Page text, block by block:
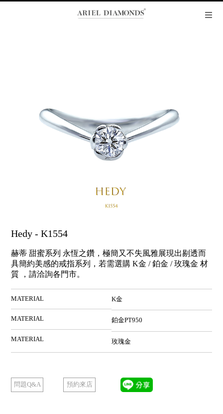
Hedy - K1554
赫蒂 甜蜜系列 永恆之鑽，極簡又不失風雅展現出剔透而
具簡約美感的戒指系列，若需選購 K金 / 鉑金 / 玫瑰金 材
質 ，請洽詢各門市。
MATERIAL K金
MATERIAL 鉑金PT950
MATERIAL 玫瑰金
問題Q&A 預約來店